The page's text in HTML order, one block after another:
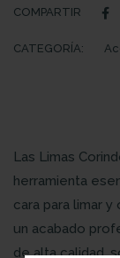
COMPARTIR
CATEGORÍA:
Las Limas
herramienta
cara para limar
un acabado
de alta calidad,